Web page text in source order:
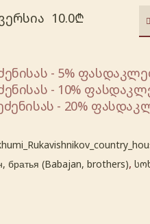
10.0₾
- 5%
- 10%
- 20%
братья (Babajan, brothers),